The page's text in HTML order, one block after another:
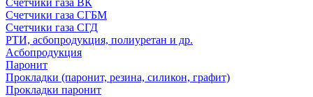
Счетчики газа ВК
Счетчики газа СГБМ
Счетчики газа СГД
РТИ, асбопродукция, полиуретан и др.
Асбопродукция
Паронит
Прокладки (паронит, резина, силикон, графит)
Прокладки паронит